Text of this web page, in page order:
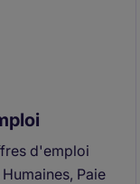
d'emploi
Paie